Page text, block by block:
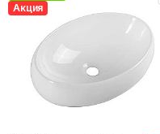
Акция